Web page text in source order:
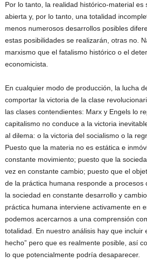
Por lo tanto, la realidad histórico-material es
abierta y, por lo tanto, una totalidad
menos numerosos desarrollos posibles
estas posibilidades se realizarán, otras no.
marxismo que el fatalismo histórico o el
economicista.
En cualquier modo de producción, la lucha
comportar la victoria de la clase
las clases contendientes: Marx y Engels lo
capitalismo no conduce a la victoria
al dilema: o la victoria del socialismo o la
Puesto que la materia no es estática e
constante movimiento; puesto que la
vez en constante cambio; puesto que el
de la práctica humana responde a procesos
la sociedad en constante desarrollo y
práctica humana interviene activamente en
podemos acercarnos a una comprensión
totalidad. En nuestro análisis hay que incluir
hecho” pero que es realmente posible, así
lo que potencialmente podría desaparecer.